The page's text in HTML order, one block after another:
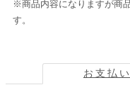
※商品内容になりますが商
す。
お支払い